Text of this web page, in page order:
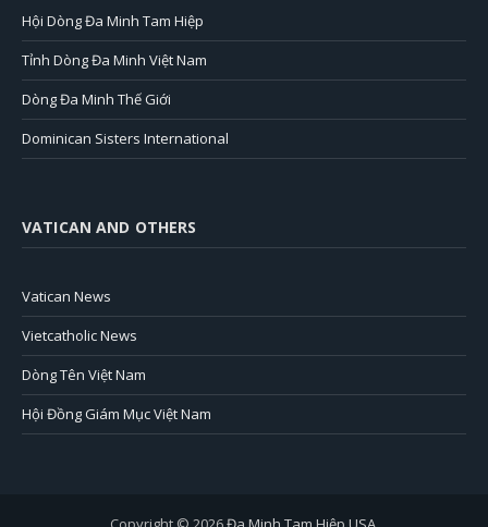
Hội Dòng Đa Minh Tam Hiệp
Tỉnh Dòng Đa Minh Việt Nam
Dòng Đa Minh Thế Giới
Dominican Sisters International
VATICAN AND OTHERS
Vatican News
Vietcatholic News
Dòng Tên Việt Nam
Hội Đồng Giám Mục Việt Nam